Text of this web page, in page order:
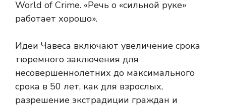
World of Crime. «Речь о «сильной руке»
работает хорошо».
Идеи Чавеса включают увеличение срока
тюремного заключения для
несовершеннолетних до максимального
срока в 50 лет, как для взрослых,
разрешение экстрадиции граждан и